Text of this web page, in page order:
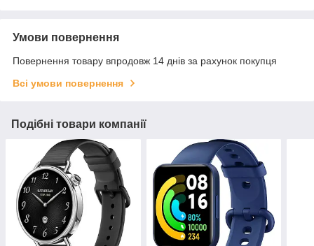
Умови повернення
Повернення товару впродовж 14 днів за рахунок покупця
Всі умови повернення
Подібні товари компанії